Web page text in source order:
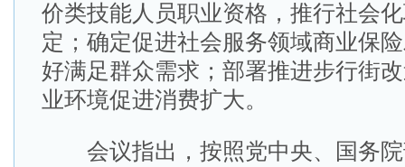
价类技能人员职业资格，推行社会
定；确定促进社会服务领域商业保
好满足群众需求；部署推进步行街
业环境促进消费扩大。
会议指出，按照党中央、国务院